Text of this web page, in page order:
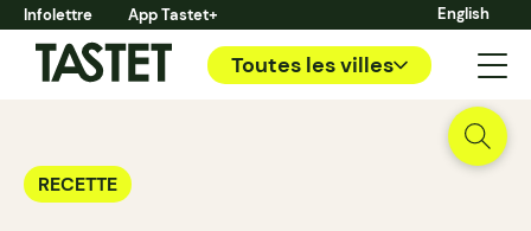
Infolettre App Tastet+ English
Toutes les villes
RECETTE